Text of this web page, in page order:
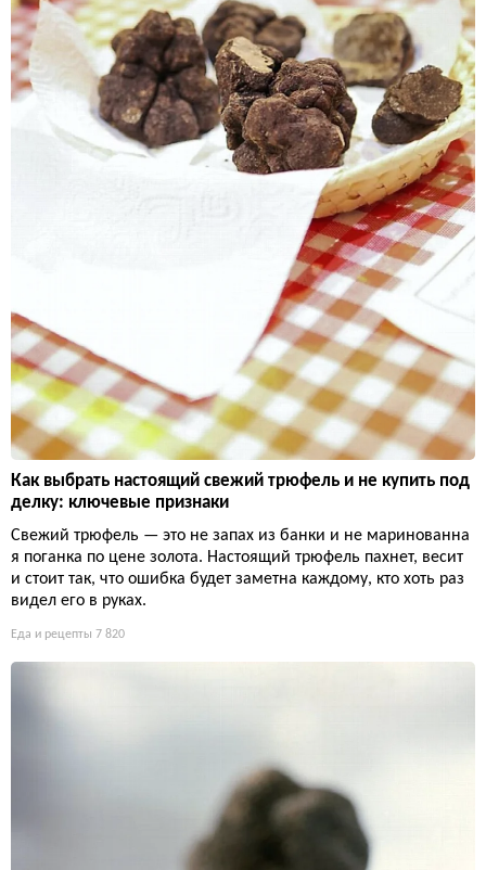
Как выбрать настоящий свежий трюфель и не купить под
делку: ключевые признаки
Свежий трюфель — это не запах из банки и не маринованна
я поганка по цене золота. Настоящий трюфель пахнет, весит
и стоит так, что ошибка будет заметна каждому, кто хоть раз
видел его в руках.
Еда и рецепты 7 820